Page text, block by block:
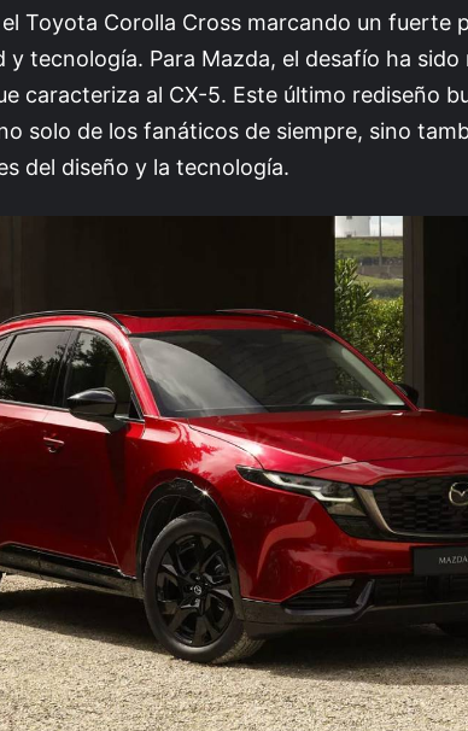
Toyota Corolla Cross marcando un fuerte
y tecnología. Para Mazda, el desafío ha sido
caracteriza al CX-5. Este último rediseño
solo de los fanáticos de siempre, sino
del diseño y la tecnología.